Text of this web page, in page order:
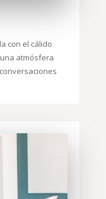
con el cálido
atmósfera